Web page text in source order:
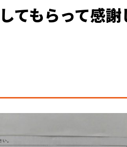
てもらって感謝